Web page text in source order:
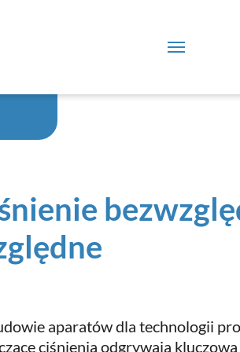
aparatów dla technologii
ciśnienia odgrywają